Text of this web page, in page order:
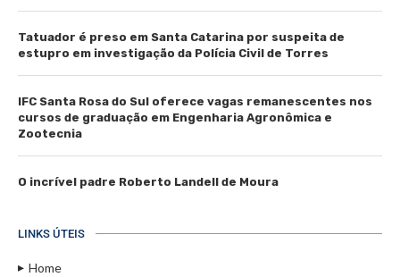
Tatuador é preso em Santa Catarina por suspeita de
estupro em investigação da Polícia Civil de Torres
IFC Santa Rosa do Sul oferece vagas remanescentes nos
cursos de graduação em Engenharia Agronômica e
Zootecnia
O incrível padre Roberto Landell de Moura
LINKS ÚTEIS
Home